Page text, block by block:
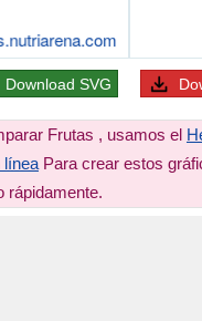
Download SVG
Frutas , usamos el
línea Para crear estos
rápidamente.